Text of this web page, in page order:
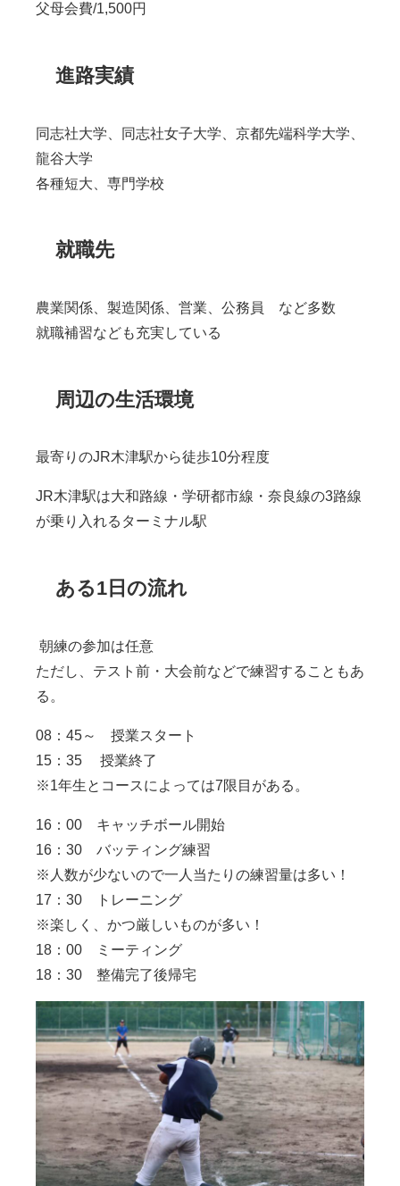
父母会費/1,500円
進路実績
同志社大学、同志社女子大学、京都先端科学大学、
龍谷大学
各種短大、専門学校
就職先
農業関係、製造関係、営業、公務員 など多数
就職補習なども充実している
周辺の生活環境
最寄りのJR木津駅から徒歩10分程度
JR木津駅は大和路線・学研都市線・奈良線の3路線
が乗り入れるターミナル駅
ある1日の流れ
朝練の参加は任意
ただし、テスト前・大会前などで練習することもあ
る。
08：45～ 授業スタート
15：35 授業終了
※1年生とコースによっては7限目がある。
16：00 キャッチボール開始
16：30 バッティング練習
※人数が少ないので一人当たりの練習量は多い！
17：30 トレーニング
※楽しく、かつ厳しいものが多い！
18：00 ミーティング
18：30 整備完了後帰宅